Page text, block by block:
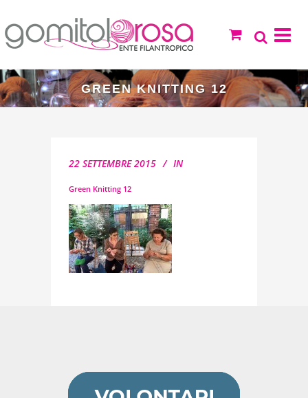
GREEN KNITTING 12
22 SETTEMBRE 2015 IN
Green Knitting 12